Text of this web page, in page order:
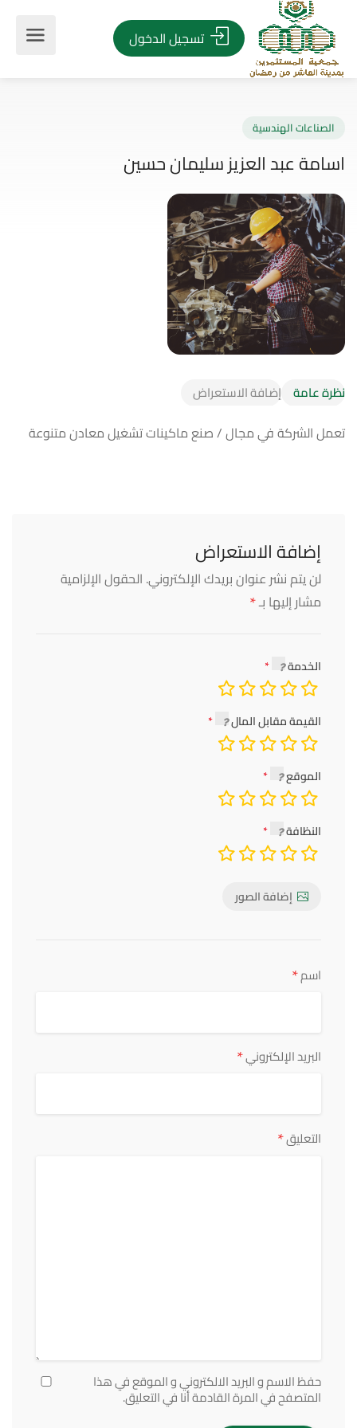
تسجيل الدخول
الهندسية
عبد العزيز سليمان حسين
نظرة عامة إضافة الاستعراض
تعمل الشركة في مجال / صنع ماكينات تشغيل معادن متنوعة
إضافة الاستعراض
لن يتم نشر عنوان بريدك الإلكتروني. الحقول الإلزامية
مشار إليها بـ*
الخدمة
القيمة مقابل المال
الموقع
النظافة
إضافة الصور
اسم*
البريد الإلكتروني*
التعليق*
حفظ الاسم و البريد الالكتروني و الموقع في هذا
المتصفح في المرة القادمة أنا في التعليق.